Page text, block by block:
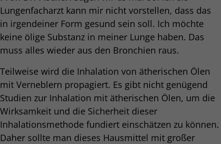
Lungenfacharzt kann mir nicht vorstellen, dass das
in irgendeiner Form gesund sein soll. Ich möchte
keine ölige Substanz in meiner Lunge haben. Das
muss alles wieder aus den Bronchien raus.
Teilweise wird die Inhalation von ätherischen Ölen
mit Verneblern propagiert. Es gibt nicht genügend
Studien zur Inhalation mit ätherischen Ölen, um die
Wirksamkeit und die Sicherheit dieser
Inhalationsmethode fundiert einschätzen zu können.
Daher sollte man dieses Hausmittel mit großer